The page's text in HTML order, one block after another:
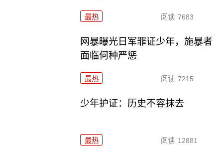
最热 阅读 7683
网暴曝光日军罪证少年，施暴者
面临何种严惩
最热 阅读 7215
少年护证：历史不容抹去
最热 阅读 12881